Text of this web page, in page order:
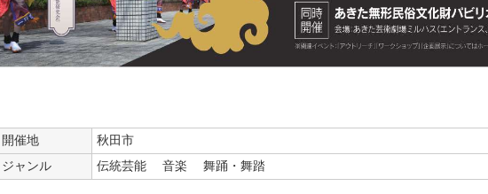
開催地
秋田市
ジャンル
伝統芸能 音楽 舞踊・舞踏